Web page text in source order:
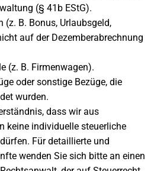
(§ 41b EStG).
(z. B. Bonus, Urlaubsgeld,
auf der Dezemberabrechnung
(z. B. Firmenwagen).
oder sonstige Bezüge, die
wurden.
dass wir aus
keine individuelle steuerliche
Für detaillierte und
wenden Sie sich bitte an einen